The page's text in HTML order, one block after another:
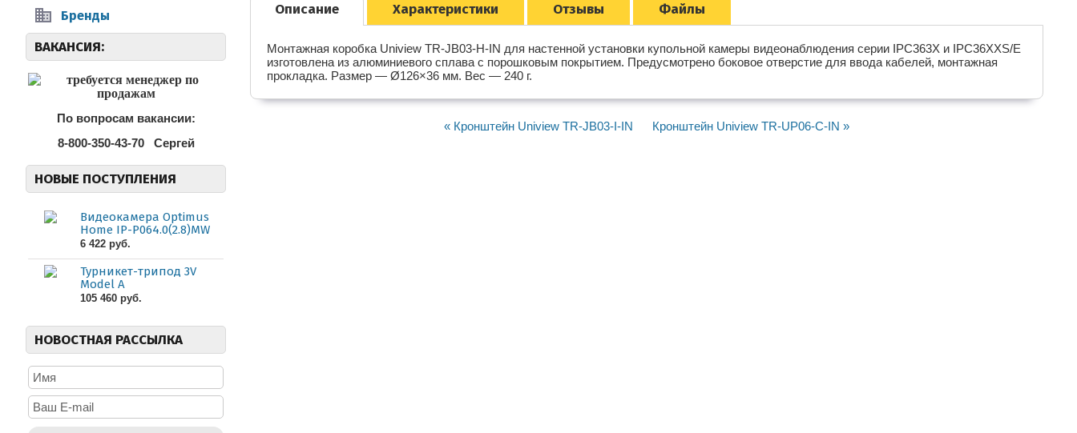
Бренды
ВАКАНСИЯ:
По вопросам вакансии:
8-800-350-43-70
Сергей
НОВЫЕ ПОСТУПЛЕНИЯ
Видеокамера Optimus
Home IP-P064.0(2.8)MW
6 422 руб.
Турникет-трипод 3V
Model A
105 460 руб.
НОВОСТНАЯ РАССЫЛКА
Описание Характеристики Отзывы Файлы
Монтажная коробка Uniview TR-JB03-H-IN для настенной установки купольной камеры видеонаблюдения серии IPC363X и IPC36XXS/E
изготовлена из алюминиевого сплава с порошковым покрытием. Предусмотрено боковое отверстие для ввода кабелей, монтажная
прокладка. Размер — Ø126×36 мм. Вес — 240 г.
« Кронштейн Uniview TR-JB03-I-IN Кронштейн Uniview TR-UP06-C-IN »